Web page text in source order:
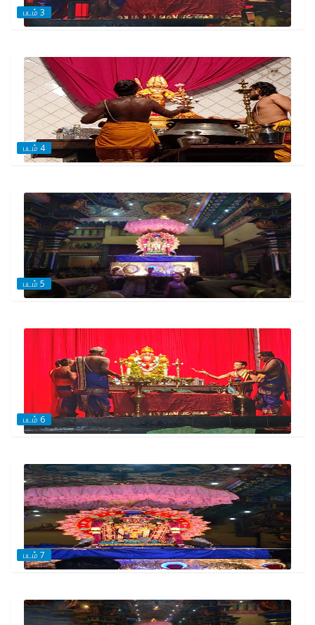
படம் 3
படம் 4
படம் 5
படம் 6
படம் 7